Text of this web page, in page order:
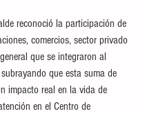
reconoció la participación de
comercios, sector privado
que se integraron al
que esta suma de
impacto real en la vida de
en el Centro de